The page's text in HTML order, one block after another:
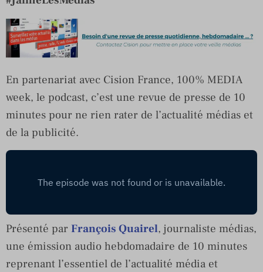
En partenariat avec Cision France, 100% MEDIA
week, le podcast, c’est une revue de presse de 10
minutes pour ne rien rater de l’actualité médias et
de la publicité.
Présenté par François Quairel, journaliste médias,
une émission audio hebdomadaire de 10 minutes
reprenant l’essentiel de l’actualité média et